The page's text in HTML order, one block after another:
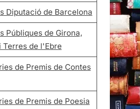
Diputació de Barcelona
Públiques de Girona,
Terres de l'Ebre
de Premis de Contes
de Premis de Poesia